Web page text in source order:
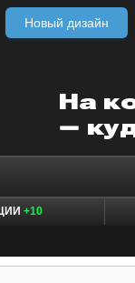
Новый дизайн
+10